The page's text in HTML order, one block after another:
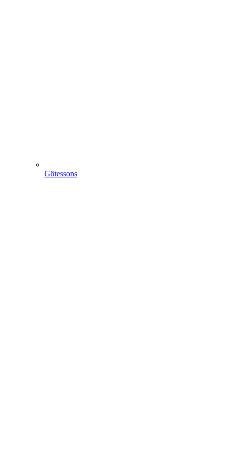
Götessons